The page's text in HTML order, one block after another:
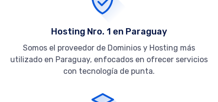
Hosting Nro. 1 en Paraguay
Somos el proveedor de Dominios y Hosting más
utilizado en Paraguay, enfocados en ofrecer servicios
con tecnología de punta.